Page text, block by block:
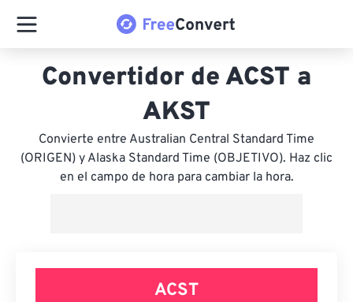
Convertidor de ACST a
AKST
Convierte entre Australian Central Standard Time
(ORIGEN) y Alaska Standard Time (OBJETIVO). Haz clic
en el campo de hora para cambiar la hora.
ACST